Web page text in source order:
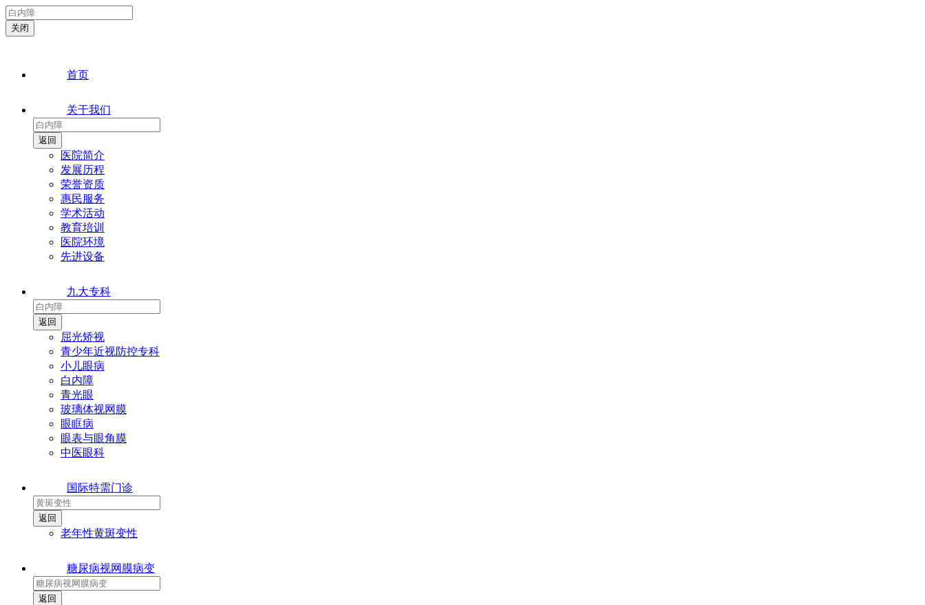
首页
关于我们
医院简介
发展历程
荣誉资质
惠民服务
学术活动
教育培训
医院环境
先进设备
九大专科
屈光矫视
青少年近视防控专科
小儿眼病
白内障
青光眼
玻璃体视网膜
眼眶病
眼表与眼角膜
中医眼科
国际特需门诊
老年性黄斑变性
糖尿病视网膜病变